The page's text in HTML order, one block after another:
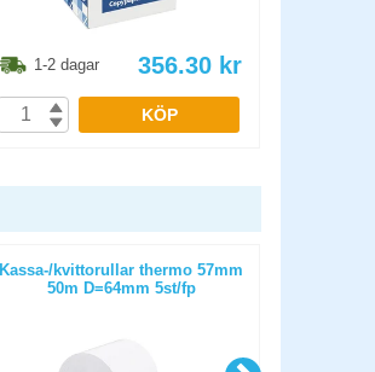
1-2 dagar 356.30 kr
KÖP
Kassa-/kvittorullar thermo 57mm
50m D=64mm 5st/fp